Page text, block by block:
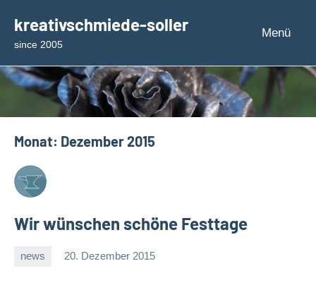
Inhalt
springen
kreativschmiede-soller
since 2005
Menü
Monat: Dezember 2015
Wir wünschen schöne Festtage
news 20. Dezember 2015